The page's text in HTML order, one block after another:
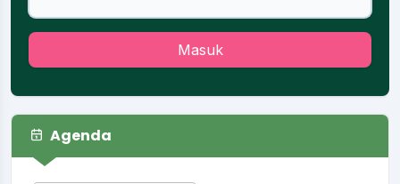
Masuk
Agenda